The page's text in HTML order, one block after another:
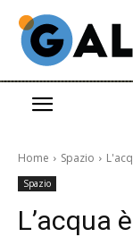
Home Spazio
Spazio
L’acqua